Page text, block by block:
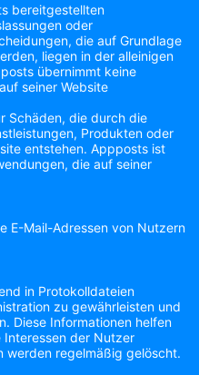
bereitgestellten
oder
die auf Grundlage
liegen in der alleinigen
übernimmt keine
seiner Website
Schäden, die durch die
Produkten oder
entstehen. Appposts ist
die auf seiner
E-Mail-Adressen von Nutzern
in Protokolldateien
zu gewährleisten und
Diese Informationen helfen
Interessen der Nutzer
werden regelmäßig gelöscht.